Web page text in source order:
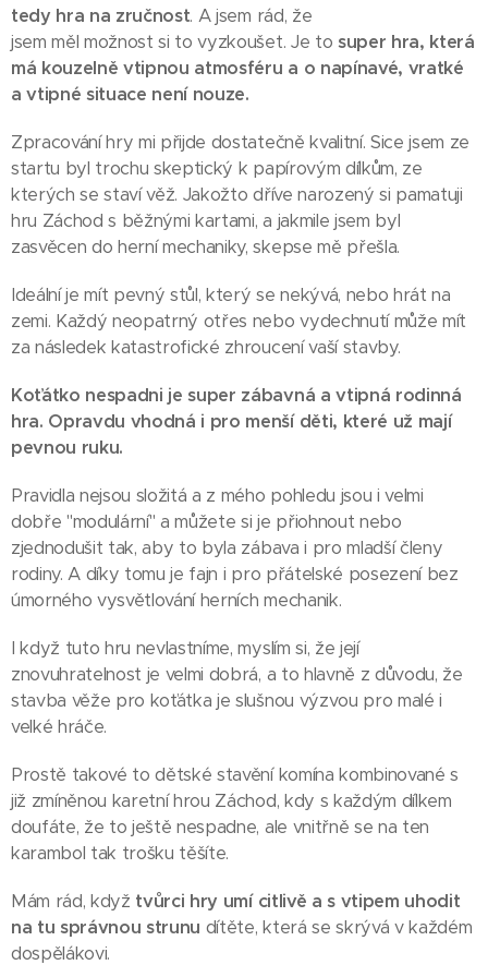
tedy hra na zručnost. A jsem rád, že
jsem měl možnost si to vyzkoušet. Je to super hra, která
má kouzelně vtipnou atmosféru a o napínavé, vratké
a vtipné situace není nouze.
Zpracování hry mi přijde dostatečně kvalitní. Sice jsem ze
startu byl trochu skeptický k papírovým dílkům, ze
kterých se staví věž. Jakožto dříve narozený si pamatuji
hru Záchod s běžnými kartami, a jakmile jsem byl
zasvěcen do herní mechaniky, skepse mě přešla.
Ideální je mít pevný stůl, který se nekývá, nebo hrát na
zemi. Každý neopatrný otřes nebo vydechnutí může mít
za následek katastrofické zhroucení vaší stavby.
Koťátko nespadni je super zábavná a vtipná rodinná
hra. Opravdu vhodná i pro menší děti, které už mají
pevnou ruku.
Pravidla nejsou složitá a z mého pohledu jsou i velmi
dobře "modulární" a můžete si je přiohnout nebo
zjednodušit tak, aby to byla zábava i pro mladší členy
rodiny. A díky tomu je fajn i pro přátelské posezení bez
úmorného vysvětlování herních mechanik.
I když tuto hru nevlastníme, myslím si, že její
znovuhratelnost je velmi dobrá, a to hlavně z důvodu, že
stavba věže pro koťátka je slušnou výzvou pro malé i
velké hráče.
Prostě takové to dětské stavění komína kombinované s
již zmíněnou karetní hrou Záchod, kdy s každým dílkem
doufáte, že to ještě nespadne, ale vnitřně se na ten
karambol tak troš­ku těšíte.
Mám rád, když tvůrci hry umí citlivě a s vtipem uhodit
na tu správnou strunu dítěte, která se skrývá v každém
dospělákovi.